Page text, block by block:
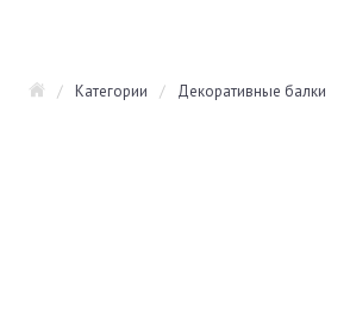
/ Категории / Декоративные балки